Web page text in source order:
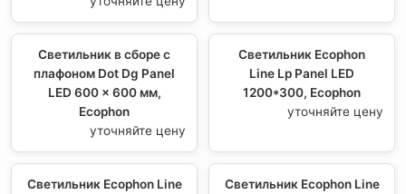
Светильник в сборе с
плафоном Dot Dg Panel
LED 600 x 600 мм,
Ecophon
уточняйте цену
Светильник Ecophon
Line Lp Panel LED
1200*300, Ecophon
уточняйте цену
Светильник Ecophon Line
Светильник Ecophon Line